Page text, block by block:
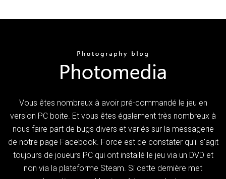
Vous êtes nombreux à avoir pré-commandé le jeu en
version PC boite. Et vous êtes également très nombreux à
nous faire part de bugs divers et variés sur la messagerie
de notre page Facebook. Force est de constater qu'il s'agit
toujours de joueurs PC qui ont installé le jeu via un DVD et
non via la plateforme Steam. Si cette dernière met